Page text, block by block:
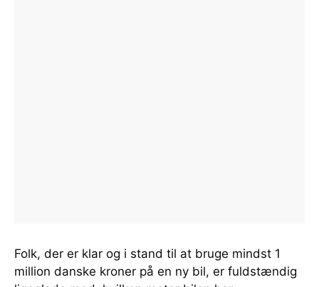
Folk, der er klar og i stand til at bruge mindst 1
million danske kroner på en ny bil, er fuldstændig